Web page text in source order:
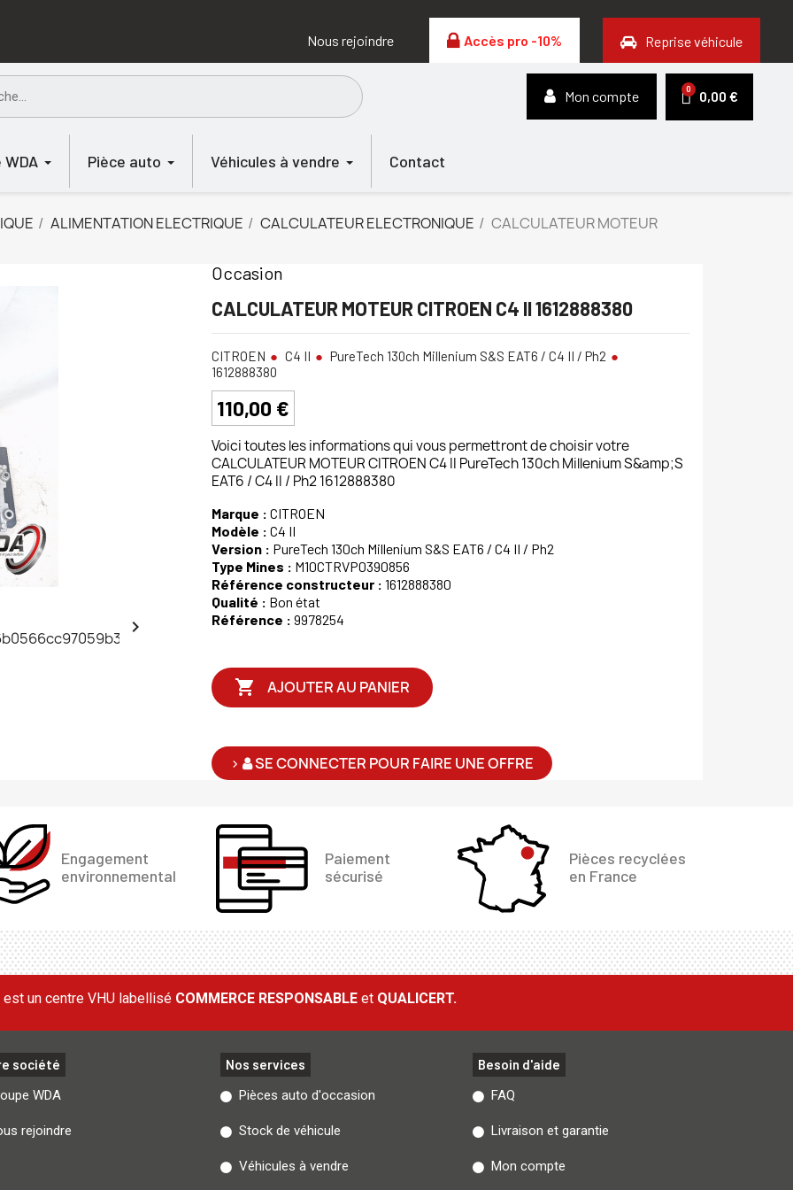
Nous rejoindre Accès pro -10% Reprise véhicule
Mon compte 0,00 €
WDA Pièce auto Véhicules à vendre Contact
ALIMENTATION ELECTRIQUE CALCULATEUR ELECTRONIQUE CALCULATEUR MOTEUR

Occasion
CALCULATEUR MOTEUR CITROEN C4 II 1612888380
CITROEN C4 II
PureTech 130ch Millenium S&S EAT6 / C4 II / Ph2
1612888380
110,00 €
Voici toutes les informations qui vous permettront de choisir votre
CALCULATEUR MOTEUR CITROEN C4 II PureTech 130ch Millenium S&amp;S
EAT6 / C4 II / Ph2 1612888380
Marque : CITROEN
Modèle : C4 II
Version : PureTech 130ch Millenium S&S EAT6 / C4 II / Ph2
Type Mines : M10CTRVP0390856
Référence constructeur : 1612888380
Qualité : Bon état
Référence : 9978254
 AJOUTER AU PANIER
> SE CONNECTER POUR FAIRE UNE OFFRE
Engagement
environnemental
Paiement
sécurisé
Pièces recyclées
en France
est un centre VHU labellisé COMMERCE RESPONSABLE et QUALICERT.
société
WDA
rejoindre
Nos services
Pièces auto d'occasion
Stock de véhicule
Véhicules à vendre
Besoin d'aide
FAQ
Livraison et garantie
Mon compte